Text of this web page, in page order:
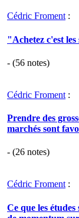
Cédric Froment :
"Achetez c'est
- (56 notes)
Cédric Froment :
Prendre des
marchés sont
- (26 notes)
Cédric Froment :
Ce que les